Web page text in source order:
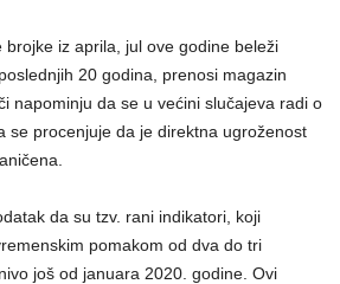
iz aprila, jul ove godine beleži
20 godina, prenosi magazin
napominju da se u većini slučajeva radi o
se procenjuje da je direktna ugroženost
da su tzv. rani indikatori, koji
pomakom od dva do tri
još od januara 2020. godine. Ovi